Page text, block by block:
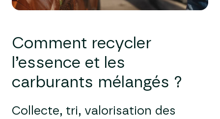
Comment recycler
l’essence et les
carburants mélangés ?
Collecte, tri, valorisation des